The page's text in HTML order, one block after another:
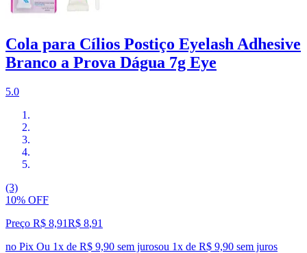
Cola para Cílios Postiço Eyelash Adhesive
Branco a Prova Dágua 7g Eye
5.0
(3)
10% OFF
Preço R$ 8,91R$ 8,91
no Pix Ou 1x de R$ 9,90 sem jurosou 1x de R$ 9,90 sem juros